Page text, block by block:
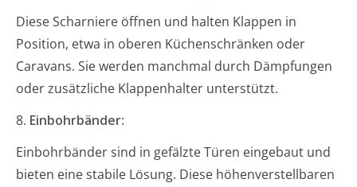
Diese Scharniere öffnen und halten Klappen in
Position, etwa in oberen Küchenschränken oder
Caravans. Sie werden manchmal durch Dämpfungen
oder zusätzliche Klappenhalter unterstützt.
8. Einbohrbänder:
Einbohrbänder sind in gefälzte Türen eingebaut und
bieten eine stabile Lösung. Diese höhenverstellbaren